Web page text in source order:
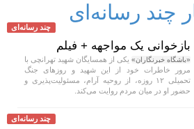
چند رسانه‌ای
چند رسانه‌ای
بازخوانی یک مواجهه + فیلم
«باشگاه خبرنگاران» یکی از همسایگان شهید تهرانچی با
مرور خاطرات خود از این شهید و روز‌های جنگ
تحمیلی ۱۲ روزه، از روحیه آرام، مسئولیت‌پذیری و
حضور او در میان مردم روایت می‌کند.
چند رسانه‌ای